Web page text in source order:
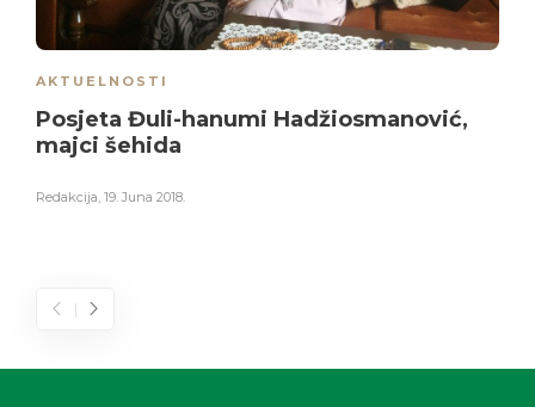
AKTUELNOSTI
Posjeta Đuli-hanumi Hadžiosmanović,
majci šehida
Redakcija 19. Juna 2018.